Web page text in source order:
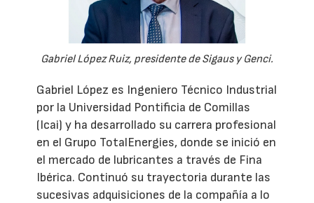
Gabriel López Ruiz, presidente de Sigaus y Genci.
Gabriel López es Ingeniero Técnico Industrial
por la Universidad Pontificia de Comillas
(Icai) y ha desarrollado su carrera profesional
en el Grupo TotalEnergies, donde se inició en
el mercado de lubricantes a través de Fina
Ibérica. Continuó su trayectoria durante las
sucesivas adquisiciones de la compañía a lo